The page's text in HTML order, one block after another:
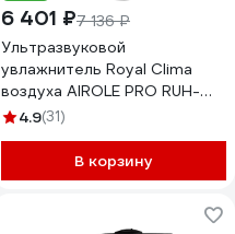
6 401 ₽7 136 ₽
Ультразвуковой
увлажнитель Royal Clima
воздуха AIROLE PRO RUH-
ARP400/5.0E-WT
4.9(31)
В корзину